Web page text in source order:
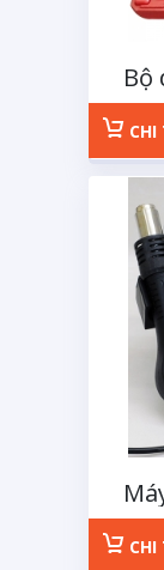
Bộ
25
CHI
CHI